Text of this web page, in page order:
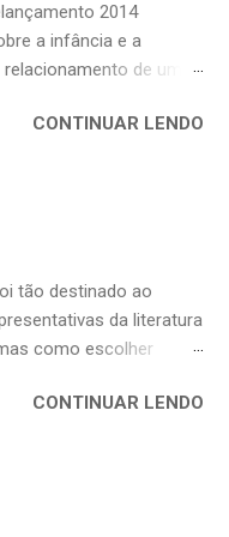
2014
a infância e a
de um
saudade de uma época
todas as vontades
pedir uma coisa o
valorizar. — Bom,
CONTINUAR LENDO
tão destinado ao
da literatura
como escolher
De qualquer forma,
Não poderia faltar um
russa e também para o
de tradução direta do
CONTINUAR LENDO